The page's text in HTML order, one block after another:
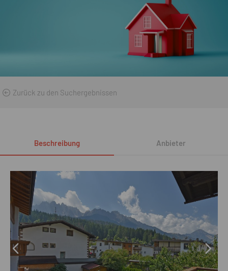
Zurück zu den Suchergebnissen
Beschreibung Anbieter